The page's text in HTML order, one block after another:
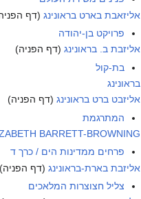
אליזאבת בארט בראונינג (דף
פרויקט בן-יהודה
אליזבת ב. בראונינג (דף הפניה)
בת-קול
בראונינג
אליזבט ברט בראונינג (דף הפניה)
המתרגמת
BARRETT-BROWNING
פרחים ממדינות הים / כרך ד
אליזבת בארת-בראונינג (דף הפניה)
צליל חצוצרות המלאכים